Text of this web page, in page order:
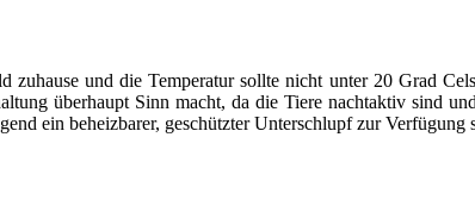
zuhause und die Temperatur sollte nicht unter 20 Grad
überhaupt Sinn macht, da die Tiere nachtaktiv sind
ein beheizbarer, geschützter Unterschlupf zur Verfügung